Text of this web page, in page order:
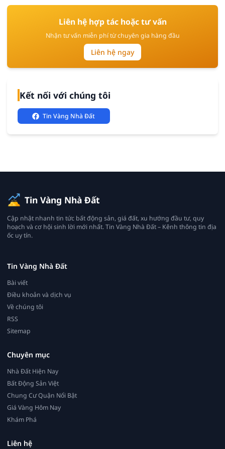
Liên hệ hợp tác hoặc tư vấn
Nhận tư vấn miễn phí từ chuyên gia hàng đầu
Liên hệ ngay
Kết nối với chúng tôi
Tin Vàng Nhà Đất
Tin Vàng Nhà Đất
Cập nhật nhanh tin tức bất động sản, giá đất, xu hướng đầu tư, quy
hoạch và cơ hội sinh lời mới nhất. Tin Vàng Nhà Đất – Kênh thông tin địa
ốc uy tín.
Tin Vàng Nhà Đất
Bài viết
Điều khoản và dịch vụ
Về chúng tôi
RSS
Sitemap
Chuyên mục
Nhà Đất Hiện Nay
Bất Động Sản Việt
Chung Cư Quận Nổi Bật
Giá Vàng Hôm Nay
Khám Phá
Liên hệ